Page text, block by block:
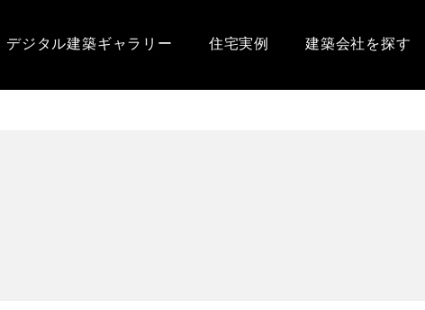
デジタル建築ギャラリー 住宅実例 建築会社を探す